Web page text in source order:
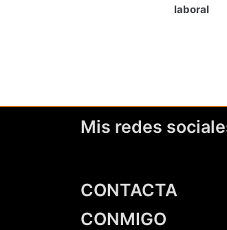
laboral
Mis redes
CONTACTA
CONMIGO